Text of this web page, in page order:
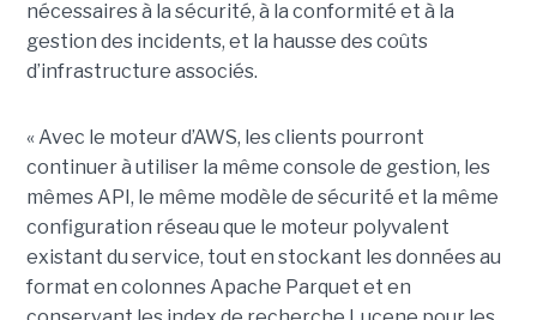
nécessaires à la sécurité, à la conformité et à la
gestion des incidents, et la hausse des coûts
d’infrastructure associés.
« Avec le moteur d’AWS, les clients pourront
continuer à utiliser la même console de gestion, les
mêmes API, le même modèle de sécurité et la même
configuration réseau que le moteur polyvalent
existant du service, tout en stockant les données au
format en colonnes Apache Parquet et en